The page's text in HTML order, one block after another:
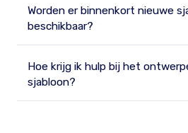
Worden er binnenkort nieuwe
beschikbaar?
Hoe krijg ik hulp bij het
sjabloon?